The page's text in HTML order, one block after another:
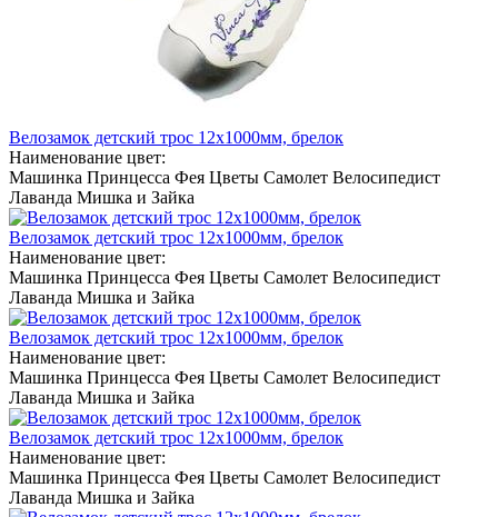
Велозамок детский трос 12х1000мм, брелок
Наименование цвет:
Машинка Принцесса Фея Цветы Самолет Велосипедист
Лаванда Мишка и Зайка
Велозамок детский трос 12х1000мм, брелок
Наименование цвет:
Машинка Принцесса Фея Цветы Самолет Велосипедист
Лаванда Мишка и Зайка
Велозамок детский трос 12х1000мм, брелок
Наименование цвет:
Машинка Принцесса Фея Цветы Самолет Велосипедист
Лаванда Мишка и Зайка
Велозамок детский трос 12х1000мм, брелок
Наименование цвет:
Машинка Принцесса Фея Цветы Самолет Велосипедист
Лаванда Мишка и Зайка